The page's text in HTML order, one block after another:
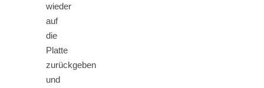
wieder
auf
die
Platte
zurückgeben
und